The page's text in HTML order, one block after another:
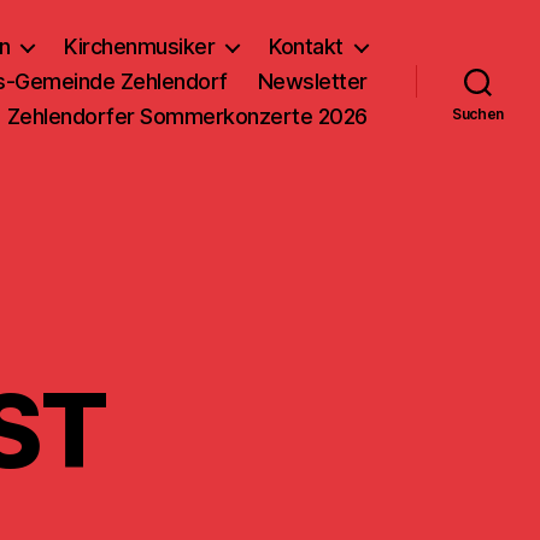
Kirchenmusiker
Kontakt
Gemeinde Zehlendorf
Newsletter
Zehlendorfer Sommerkonzerte 2026
Suchen